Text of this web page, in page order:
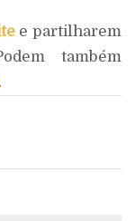
e partilharem
também